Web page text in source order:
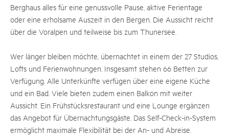
Berghaus alles für eine genussvolle Pause, aktive Ferientage
oder eine erholsame Auszeit in den Bergen. Die Aussicht reicht
über die Voralpen und teilweise bis zum Thunersee.
Wer länger bleiben möchte, übernachtet in einem der 27 Studios,
Lofts und Ferienwohnungen. Insgesamt stehen 66 Betten zur
Verfügung. Alle Unterkünfte verfügen über eine eigene Küche
und ein Bad. Viele bieten zudem einen Balkon mit weiter
Aussicht. Ein Frühstücksrestaurant und eine Lounge ergänzen
das Angebot für Übernachtungsgäste. Das Self-Check-in-System
ermöglicht maximale Flexibilität bei der An- und Abreise.